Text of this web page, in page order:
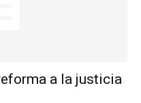
a la justicia